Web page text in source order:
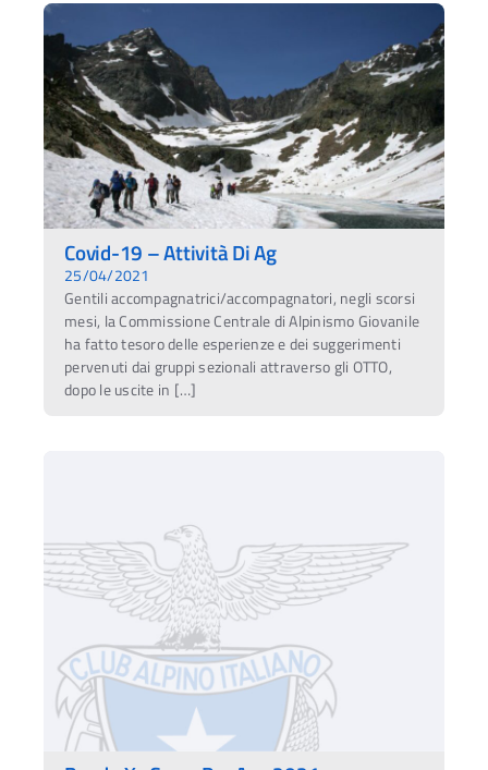
Covid-19 – Attività Di Ag
25/04/2021
Gentili accompagnatrici/accompagnatori, negli scorsi
mesi, la Commissione Centrale di Alpinismo Giovanile
ha fatto tesoro delle esperienze e dei suggerimenti
pervenuti dai gruppi sezionali attraverso gli OTTO,
dopo le uscite in […]